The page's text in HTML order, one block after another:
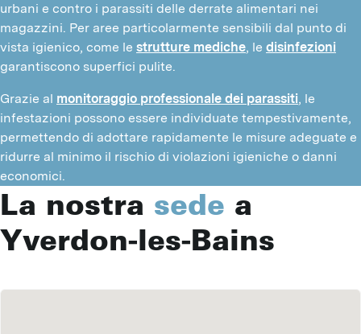
urbani e contro i parassiti delle derrate alimentari nei
magazzini. Per aree particolarmente sensibili dal punto di
vista igienico, come le strutture mediche, le disinfezioni
garantiscono superfici pulite.
Grazie al monitoraggio professionale dei parassiti, le
infestazioni possono essere individuate tempestivamente,
permettendo di adottare rapidamente le misure adeguate e
ridurre al minimo il rischio di violazioni igieniche o danni
economici.
La nostra sede a
Yverdon-les-Bains